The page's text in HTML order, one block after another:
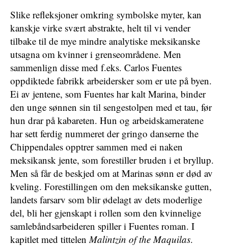
Slike refleksjoner omkring symbolske myter, kan
kanskje virke svært abstrakte, helt til vi vender
tilbake til de mye mindre analytiske meksikanske
utsagna om kvinner i grenseområdene. Men
sammenlign disse med f.eks. Carlos Fuentes
oppdiktede fabrikk arbeidersker som er ute på byen.
Ei av jentene, som Fuentes har kalt Marina, binder
den unge sønnen sin til sengestolpen med et tau, før
hun drar på kabareten. Hun og arbeidskameratene
har sett ferdig nummeret der gringo danserne the
Chippendales opptrer sammen med ei naken
meksikansk jente, som forestiller bruden i et bryllup.
Men så får de beskjed om at Marinas sønn er død av
kveling. Forestillingen om den meksikanske gutten,
landets farsarv som blir ødelagt av dets moderlige
del, bli her gjenskapt i rollen som den kvinnelige
samlebåndsarbeideren spiller i Fuentes roman. I
kapitlet med tittelenMalintzin of the Maquilas.